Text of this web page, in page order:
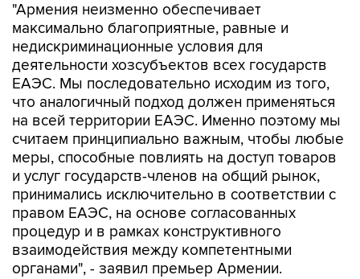
"Армения неизменно обеспечивает
максимально благоприятные, равные и
недискриминационные условия для
деятельности хозсубъектов всех государств
ЕАЭС. Мы последовательно исходим из того,
что аналогичный подход должен применяться
на всей территории ЕАЭС. Именно поэтому мы
считаем принципиально важным, чтобы любые
меры, способные повлиять на доступ товаров
и услуг государств-членов на общий рынок,
принимались исключительно в соответствии с
правом ЕАЭС, на основе согласованных
процедур и в рамках конструктивного
взаимодействия между компетентными
органами", - заявил премьер Армении.